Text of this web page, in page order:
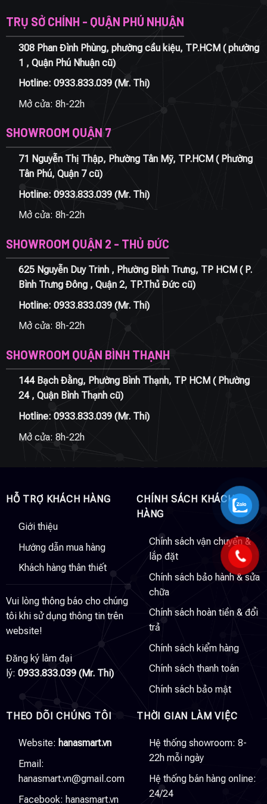
TRỤ SỞ CHÍNH - QUẬN PHÚ NHUẬN
308 Phan Đình Phùng, phường cầu kiệu, TP.HCM ( phường
1 , Quận Phú Nhuận cũ)
Hotline: 0933.833.039(Mr. Thi)
Mở cửa: 8h-22h
SHOWROOM QUẬN 7
71 Nguyễn Thị Thập, Phường Tân Mỹ, TP.HCM ( Phường
Tân Phú, Quận 7 cũ)
Hotline: 0933.833.039(Mr. Thi)
Mở cửa: 8h-22h
SHOWROOM QUẬN 2 - THỦ ĐỨC
625 Nguyễn Duy Trinh , Phường Bình Trưng, TP HCM ( P.
Bình Trưng Đông , Quận 2, TP.Thủ Đức cũ)
Hotline: 0933.833.039(Mr. Thi)
Mở cửa: 8h-22h
SHOWROOM QUẬN BÌNH THẠNH
144 Bạch Đằng, Phường Bình Thạnh, TP HCM ( Phường
24 , Quận Bình Thạnh cũ)
Hotline: 0933.833.039(Mr. Thi)
Mở cửa: 8h-22h
HỖ TRỢ KHÁCH HÀNG
Giới thiệu
Hướng dẫn mua hàng
Khách hàng thân thiết
Vui lòng thông báo cho chúng
tôi khi sử dụng thông tin trên
website!
Đăng ký làm đại
lý: 0933.833.039 (Mr. Thi)
CHÍNH SÁCH KHÁCH
HÀNG
Chính sách vận chuyển &
lắp đặt
Chính sách bảo hành & sửa
chữa
Chính sách hoàn tiền & đổi
trả
Chính sách kiểm hàng
Chính sách thanh toán
Chính sách bảo mật
THEO DÕI CHÚNG TÔI
Website: hanasmart.vn
Email:
hanasmart.vn@gmail.com
Facebook: hanasmart.vn
THỜI GIAN LÀM VIỆC
Hệ thống showroom: 8-
22h mỗi ngày
Hệ thống bán hàng online:
24/24